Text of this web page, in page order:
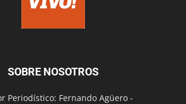
SOBRE NOSOTROS
Periodístico: Fernando Agüero -